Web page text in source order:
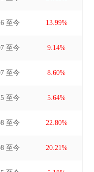
至今 13.99%
至今 9.14%
至今 8.60%
至今 5.64%
至今 22.80%
至今 20.21%